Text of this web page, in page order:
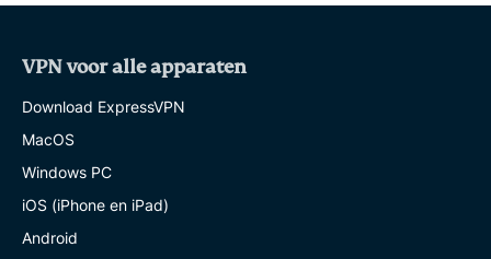
VPN voor alle apparaten
Download ExpressVPN
MacOS
Windows PC
iOS (iPhone en iPad)
Android